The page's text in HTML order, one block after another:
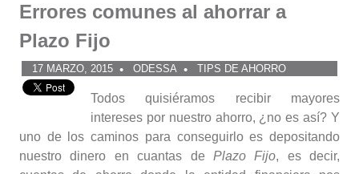
Errores comunes al ahorrar a
Plazo Fijo
17 MARZO, 2015 ODESSA TIPS DE AHORRO
Todos quisiéramos recibir mayores
intereses por nuestro ahorro, ¿no es así? Y
uno de los caminos para conseguirlo es depositando
nuestro dinero en cuantas de Plazo Fijo, es decir,